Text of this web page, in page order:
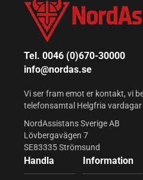
Tel. 0046 (0)670-30000
info@nordas.se
Vi ser fram emot er kontakt, vi
telefonsamtal Helgfria vardagar
NordAssistans Sverige AB
Lövbergavägen 7
SE83335 Strömsund
Handla Information